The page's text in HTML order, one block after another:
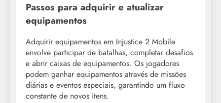
Passos para adquirir e atualizar
equipamentos
Adquirir equipamentos em Injustice 2 Mobile
envolve participar de batalhas, completar desafios
e abrir caixas de equipamentos. Os jogadores
podem ganhar equipamentos através de missões
diárias e eventos especiais, garantindo um fluxo
constante de novos itens.